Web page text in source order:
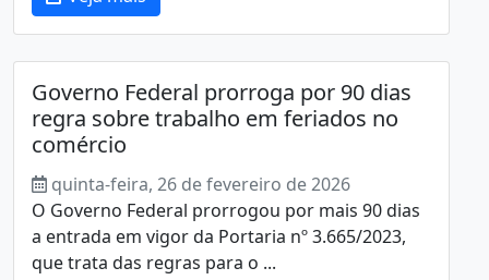
Governo Federal prorroga por 90 dias
regra sobre trabalho em feriados no
comércio
quinta-feira, 26 de fevereiro de 2026
O Governo Federal prorrogou por mais 90 dias
a entrada em vigor da Portaria nº 3.665/2023,
que trata das regras para o ...